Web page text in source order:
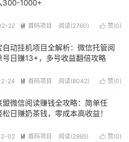
300-1000+
 赞(0)
22  首码项目 阅读(2760)
自动挂机项目全解析：微信托管阅
号日赚13+，多号收益翻倍攻略
 赞(0)
24  首码项目 阅读(8042)
盟微信阅读赚钱全攻略：简单任
松日赚奶茶钱，零成本高收益！
 赞(0)
02  首码项目 阅读(2995)